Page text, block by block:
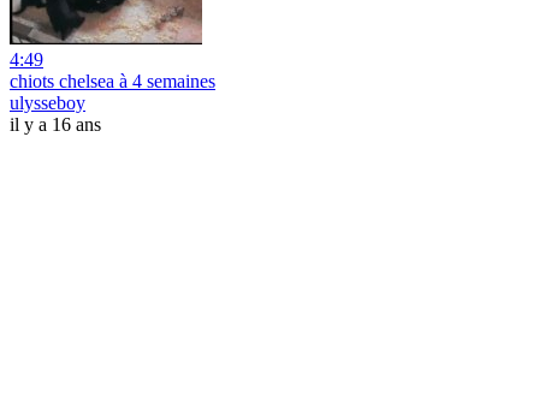
4:49
chiots chelsea à 4 semaines
ulysseboy
il y a 16 ans